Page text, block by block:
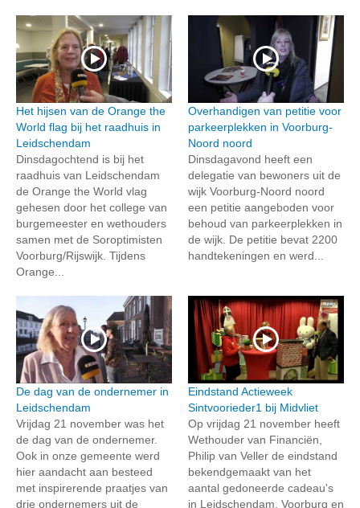
Het hijsen van de Orange the
World flag bij het raadhuis in
Leidschendam
Dinsdagochtend is bij het
raadhuis van Leidschendam
de Orange the World vlag
gehesen door het college van
burgemeester en wethouders
samen met de Soroptimisten
Voorburg/Rijswijk. Tijdens
Orange...
Overhandigen van petitie voor
parkeerplekken in Voorburg-
Noord noord
Dinsdagavond heeft een
delegatie van bewoners uit de
wijk Voorburg-Noord noord
een petitie aangeboden voor
behoud van parkeerplekken in
de wijk. De petitie bevat 2200
handtekeningen en werd...
De dag van de ondernemer in
Leidschendam
Vrijdag 21 november was het
de dag van de ondernemer.
Ook in onze gemeente werd
hier aandacht aan besteed
met inspirerende praatjes van
drie ondernemers uit de
Eindstand Actieweek
Sintvoorieder1 bij Midvliet
Op vrijdag 21 november heeft
Wethouder van Financiën,
Philip van Veller de eindstand
bekendgemaakt van het
aantal gedoneerde cadeau's
in Leidschendam, Voorburg en